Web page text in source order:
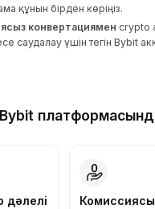
құнын бірден көріңіз.
конвертациямен crypto
саудалау үшін тегін Bybit
дәлелі